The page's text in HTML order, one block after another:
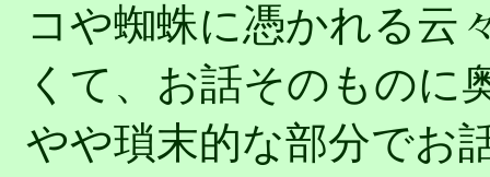
コや蜘蛛に憑かれる云
くて、お話そのものに
やや瑣末的な部分でお